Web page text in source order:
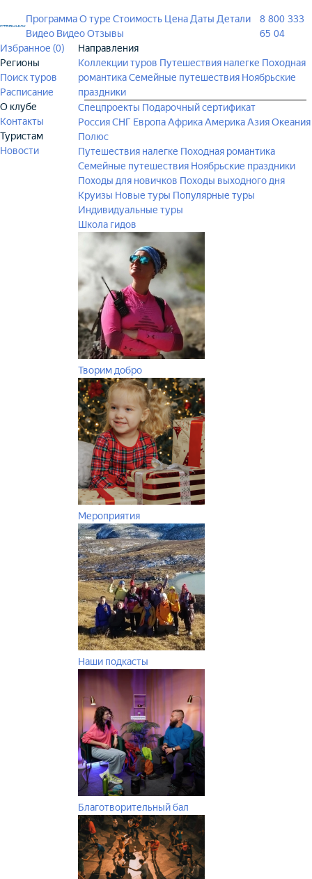
Программа О туре Стоимость Цена Даты Детали
Видео Видео Отзывы
8 800 333
65 04
Избранное (0)
Регионы
Поиск туров
Расписание
О клубе
Контакты
Туристам
Новости
Направления
Коллекции туров Путешествия налегке Походная
романтикаСемейные путешествия Ноябрьские
праздники
Спецпроекты Подарочный сертификат
РоссияСНГ ЕвропаАфрикаАмерикаАзияОкеания
Полюс
Путешествия налегке Походная романтика
Семейные путешествия Ноябрьские праздники
Походы для новичков Походы выходного дня
Круизы Новые туры Популярные туры
Индивидуальные туры
Школа гидов
Творим добро
Мероприятия
Наши подкасты
Благотворительный бал